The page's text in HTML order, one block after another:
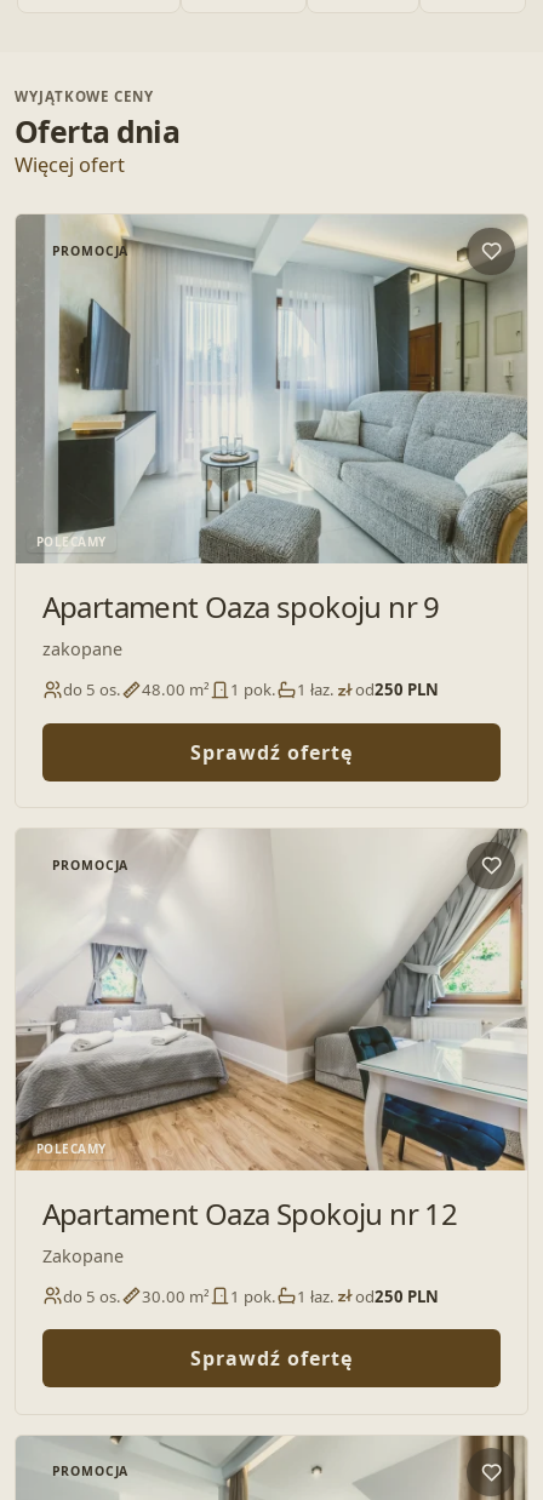
WYJĄTKOWE CENY
Oferta dnia
Więcej ofert
Dodaj
PROMOCJA
POLECAMY
Apartament Oaza spokoju nr 9
zakopane
do 5 os. 48.00 m² 1 pok. 1 łaz. od250 PLN
Sprawdź ofertę
Dodaj
PROMOCJA
Dodaj
PROMOCJA
POLECAMY
Apartament Oaza Spokoju nr 12
Zakopane
do 5 os. 30.00 m² 1 pok. 1 łaz. od250 PLN
Sprawdź ofertę